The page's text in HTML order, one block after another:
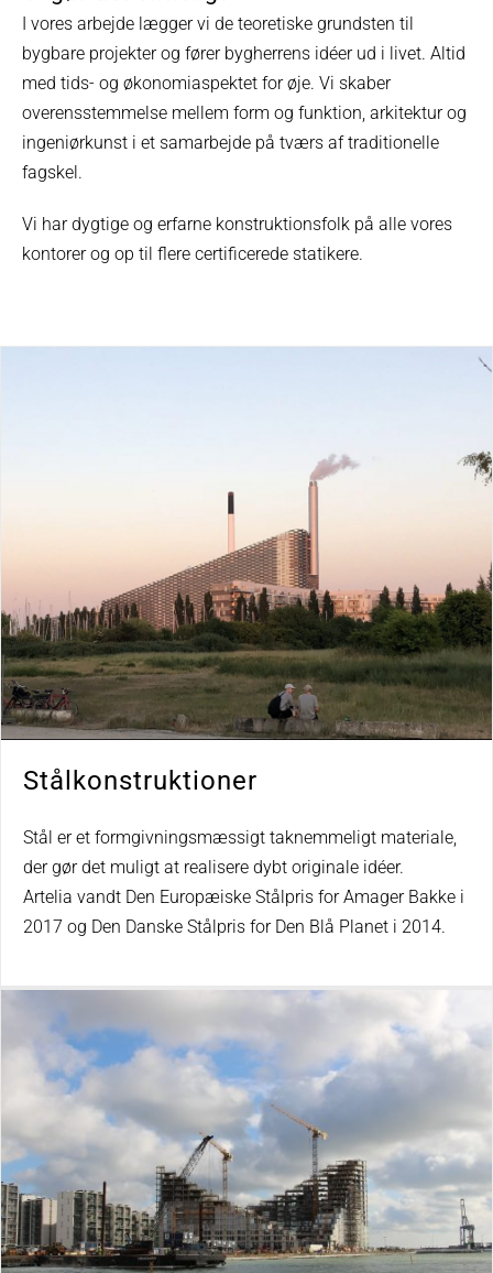
I vores arbejde lægger vi de teoretiske grundsten til
bygbare projekter og fører bygherrens idéer ud i livet. Altid
med tids- og økonomiaspektet for øje. Vi skaber
overensstemmelse mellem form og funktion, arki­tektur og
ingeniørkunst i et samarbejde på tværs af traditio­nelle
fagskel.
Vi har dygtige og erfarne konstruktionsfolk på alle vores
kontorer og op til flere certificerede statikere.
Stålkonstruktioner
Stål er et formgivningsmæssigt taknemmeligt materiale,
der gør det muligt at realisere dybt originale idéer.
Artelia vandt Den Europæiske Stålpris for Amager Bakke i
2017 og Den Danske Stålpris for Den Blå Planet i 2014.